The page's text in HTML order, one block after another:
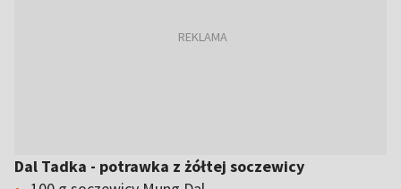
Dal Tadka - potrawka z żółtej soczewicy